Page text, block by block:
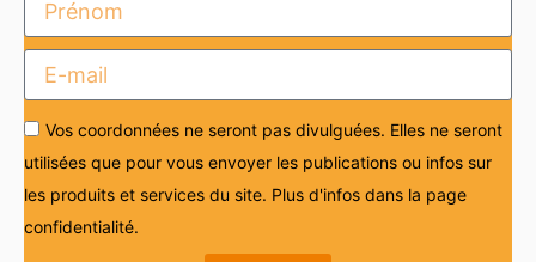
Vos coordonnées ne seront pas divulguées. Elles ne seront
utilisées que pour vous envoyer les publications ou infos sur
les produits et services du site. Plus d'infos dans la page
confidentialité.